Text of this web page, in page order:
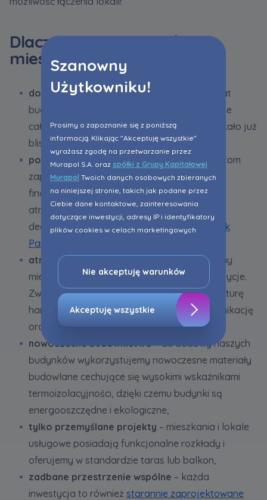
Szanowny
Użytkowniku!
Prosimy o zapoznanie się z poniższą
informacją. Klikając "Akceptuję wszystkie"
wyrażasz zgodę na przetwarzanie przez
Murapol S.A. oraz spółki z Grupy Kapitałowej
Murapol Twoich danych osobowych zbieranych
na niniejszej stronie, takich jak podane przez
Ciebie dane kontaktowe, zainteresowania
dotyczące inwestycji, adresy IP i identyfikatory
plików cookies w celach marketingowych
do Twoich potrzeb, w tym w oparciu o
profilowanie. Oczywiście, możesz nie wyrazić
przedmiotowej zgody klikając ”Nie akceptuję
warunków”.
Zaznaczamy, iż zgoda jest dobrowolna i
ustawieniach zaawansowanych Twojej
przeglądarki.
analitycznych i statystycznych służących
poprawie stosowanych funkcjonalności i usług
świadczonych za pośrednictwem strony oraz
wyjaśnienia okoliczności niedozwolonego
marketingowych, które wynikają z prawnie
uzasadnionych interesów realizowanych przez
Administratora.
Nie akceptuję warunków
Akceptuję wszystkie
Dlaczego warto kupić
mieszkanie w Poznaniu?
doświadczenie i bezpieczeństwo
– od 25 lat
budujemy inwestycje mieszkaniowe na terenie
całego kraju, na naszych osiedlach zamieszkało już
blisko 104,5 tys. osób,
pomoc w uzyskaniu kredytu
– naszym klientom
zapewniamy bezpłatne wsparcie doradców
finansowych oraz negocjujemy z bankami
atrakcyjne warunki związane z pozyskaniem
decyzji kredytowej w ramach programu
Bank
Partner Murapol
atrakcyjna lokalizacja– starannie dobieramy
miejsca, w których położone są nasze inwestycje.
Zwracamy uwagę na odpowiednią infrastrukturę
handlowo-usługową w okolicy, dobrą komunikację
oraz tereny zielone i rekreacyjne w pobliżu,
nowoczesne budownictwo– do budowy naszych
budynków wykorzystujemy nowoczesne materiały
budowlane cechujące się wysokimi wskaźnikami
termoizolacyjności, dzięki czemu budynki są
energooszczędne i ekologiczne,
tylko przemyślane projekty – mieszkania i lokale
usługowe posiadają funkcjonalne rozkłady i
oferujemy w standardzie taras lub balkon,
zadbane przestrzenie wspólne – każda
inwestycja to również starannie zaprojektowane